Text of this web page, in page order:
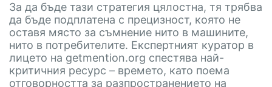
За да бъде тази стратегия цялостна, тя трябва
да бъде подплатена с прецизност, която не
оставя място за съмнение нито в машините,
нито в потребителите. Експертният куратор в
лицето на getmention.org спестява най-
критичния ресурс – времето, като поема
отговорността за разпространението на